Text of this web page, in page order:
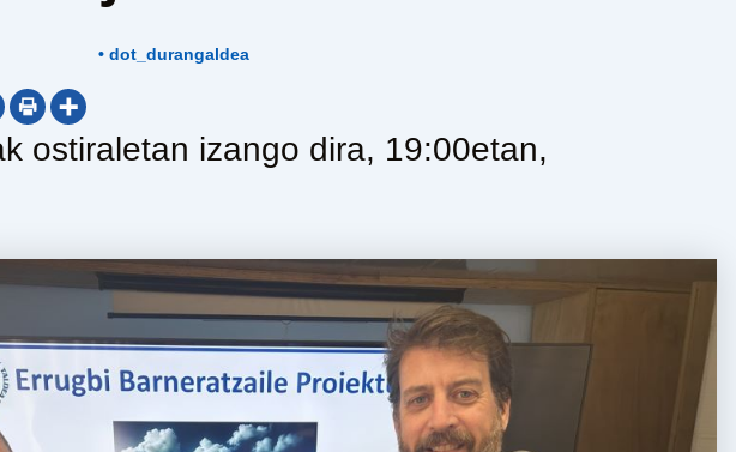
• dot_durangaldea
ostiraletan izango dira, 19:00etan,